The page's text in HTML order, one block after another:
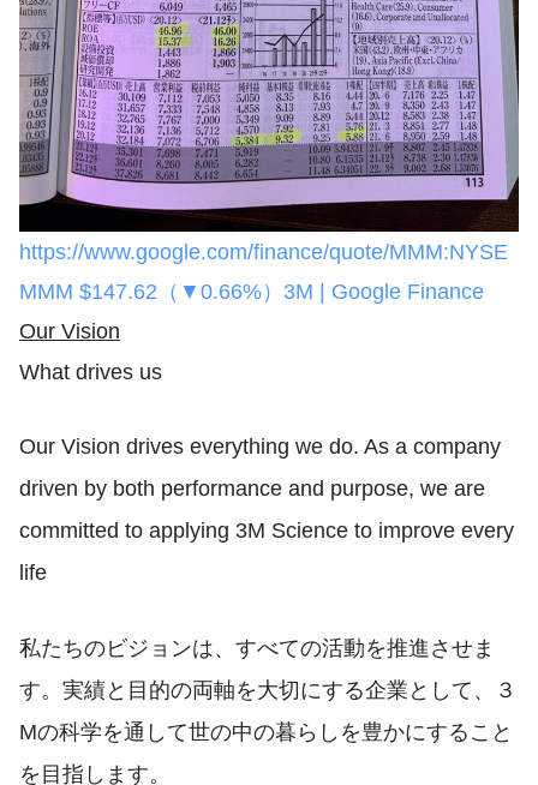
https://www.google.com/finance/quote/MMM:NYSE
MMM $147.62（▼0.66%）3M | Google Finance
Our Vision
What drives us
Our Vision drives everything we do. As a company
driven by both performance and purpose, we are
commi​​tted to applying 3M Science to improve every
life
私たちのビジョンは、すべての活動を推進させま
す。実績と目的の両軸を大切にする企業として、３
Mの科学を通して世の中の暮らしを豊かにすること
を目指します。